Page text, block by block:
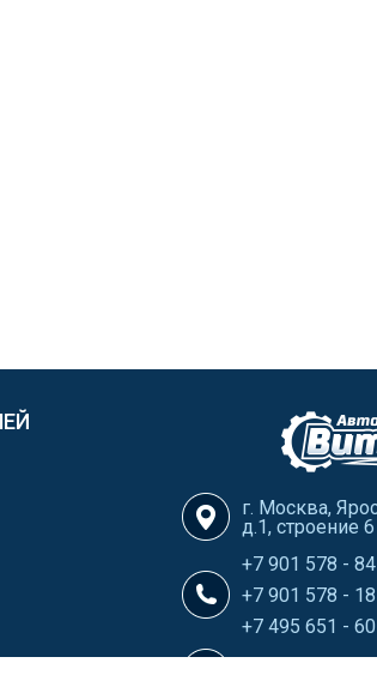
г. Москва,
д.1, строение 6
+7 901 578 -
+7 901 578 -
+7 495 651 -